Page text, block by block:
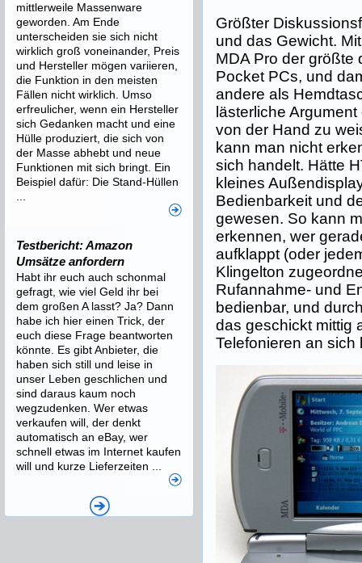
Größter
und das Gewicht.
MDA Pro der größte
Pocket PCs, und
andere als
lästerliche
von der Hand zu
kann man nicht
sich handelt. Hätte
kleines
Bedienbarkeit und
gewesen. So kann
erkennen, wer
aufklappt (oder
Klingelton
Rufannahme- und
bedienbar, und
das geschickt mittig
Telefonieren an sich
mittlerweile Massenware
geworden. Am Ende
unterscheiden sie sich nicht
wirklich groß voneinander, Preis
und Hersteller mögen variieren,
die Funktion in den meisten
Fällen nicht wirklich. Umso
erfreulicher, wenn ein Hersteller
sich Gedanken macht und eine
Hülle produziert, die sich von
der Masse abhebt und neue
Funktionen mit sich bringt. Ein
Beispiel dafür: Die Stand-Hüllen
Testbericht: Amazon
Umsätze anfordern
Habt ihr euch auch schonmal
gefragt, wie viel Geld ihr bei
dem großen A lasst? Ja? Dann
habe ich hier einen Trick, der
euch diese Frage beantworten
könnte. Es gibt Anbieter, die
haben sich still und leise in
unser Leben geschlichen und
sind daraus kaum noch
wegzudenken. Wer etwas
verkaufen will, der denkt
automatisch an eBay, wer
schnell etwas im Internet kaufen
will und kurze Lieferzeiten ...